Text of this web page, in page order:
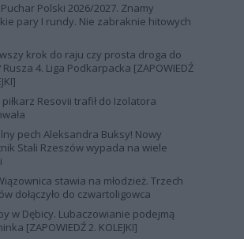
Puchar Polski 2026/2027. Znamy
pary I rundy. Nie zabraknie hitowych
krok do raju czy prosta droga do
Rusza 4. Liga Podkarpacka [ZAPOWIEDŹ
piłkarz Resovii trafił do Izolatora
pech Aleksandra Buksy! Nowy
Stali Rzeszów wypada na wiele
stawia na młodzież. Trzech
dołączyło do czwartoligowca
w Dębicy. Lubaczowianie podejmą
[ZAPOWIEDŹ 2. KOLEJKI]